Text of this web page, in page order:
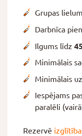
Grupas
Darbnīca
Ilgums līdz
Minimālais
Minimālais
Iespējams
paralēli
Rezervē